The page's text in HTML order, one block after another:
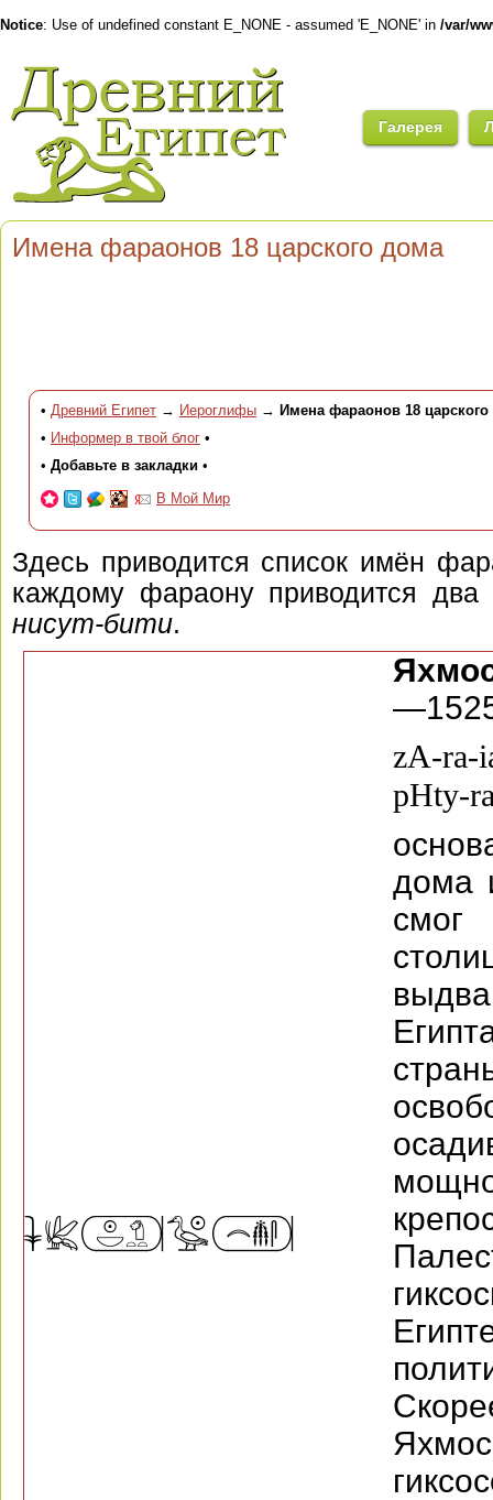
Notice: Use of undefined constant E_NONE - assumed 'E_NONE' in /var/
Галерея
Имена фараонов 18 царского дома
• Древний Египет → Иероглифы → Имена фараонов 18
• Информер в твой блог •
• Добавьте в закладки •
В Мой Мир
Здесь приводится список имён
каждому фараону приводится
нисут-бити.
—1525
zA-ra-
pHty-
дома
смог